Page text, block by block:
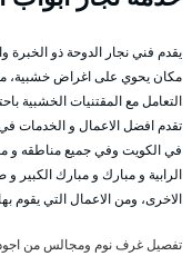
يقدم فني نجار الدوحة ذو الخبرة
مكان يحوي على اغراض خشبية،
التعامل مع المقتنيات الخشبية
تقدم افضل الاعمال و الخدمات
في الكويت وفي جميع مناطقه و
الرابية و مبارك و مبارك الكبير
الاخرى، ومن الاعمال التي يقوم
تفصيل غرف نوم ومجالس من اجود